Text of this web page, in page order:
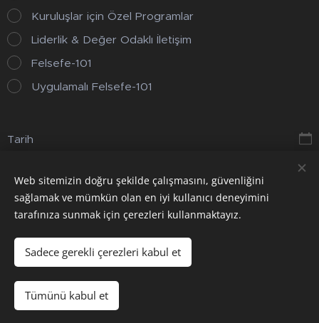
Kuruluşlar için Özel Programlar
Liderlik & Değer Odaklı İletişim
Felsefe-101
Uygulamalı Felsefe-101
Tarih
Gönder
Çerezler
Web sitemizin doğru şekilde çalışmasını, güvenliğini
sağlamak ve mümkün olan en iyi kullanıcı deneyimini
tarafınıza sunmak için çerezleri kullanmaktayız.
Sadece gerekli çerezleri kabul et
Tümünü kabul et